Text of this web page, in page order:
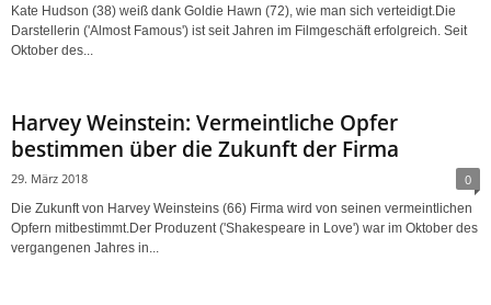
Kate Hudson (38) weiß dank Goldie Hawn (72), wie man sich verteidigt.Die
Darstellerin ('Almost Famous') ist seit Jahren im Filmgeschäft erfolgreich. Seit
Oktober des...
Harvey Weinstein: Vermeintliche Opfer
bestimmen über die Zukunft der Firma
29. März 2018 0
Die Zukunft von Harvey Weinsteins (66) Firma wird von seinen vermeintlichen
Opfern mitbestimmt.Der Produzent ('Shakespeare in Love') war im Oktober des
vergangenen Jahres in...